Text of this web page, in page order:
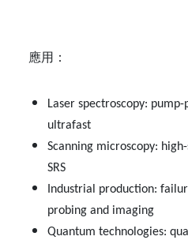
應用：
Laser spectroscopy:
ultrafast
Scanning microscopy:
SRS
Industrial production:
probing and imaging
Quantum technologies: